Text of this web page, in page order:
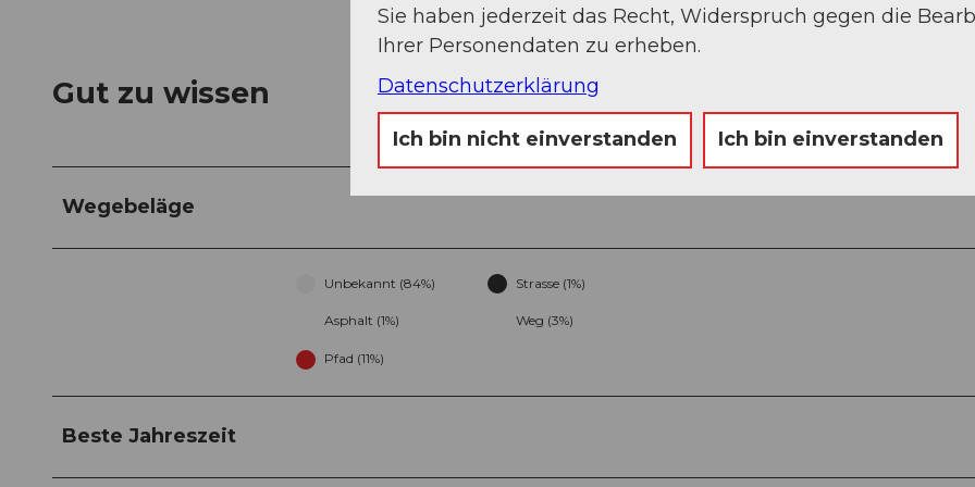
Gut zu wissen
Wegebeläge
Unbekannt (84%) Strasse (1%)
Asphalt (1%) Weg (3%)
Pfad (11%)
Beste Jahreszeit
Sie haben jederzeit das Recht, Widerspruch gegen die
Ihrer Personendaten zu erheben.
Datenschutzerklärung
Ich bin nicht einverstanden Ich bin einverstanden